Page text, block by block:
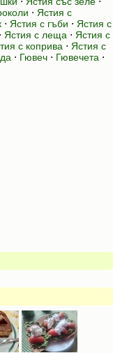
⋅ Ястия с
⋅ Ястия с гъби ⋅ Ястия с
⋅ Ястия с леща ⋅ Ястия с
с коприва ⋅ Ястия с
⋅ Гювеч ⋅ Гювечета ⋅